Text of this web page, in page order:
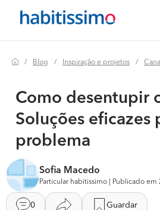
Blog Inspiração e projetos
Como desentupir
Soluções eficazes
problema
Sofia Macedo
Particular habitissimo | Publicado
0 Guardar